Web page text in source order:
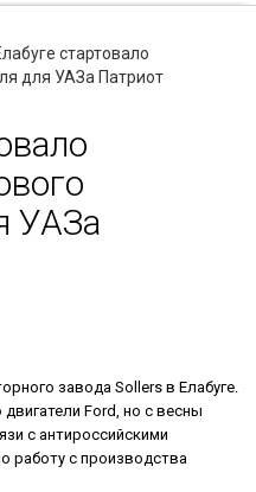
стартовало
для УАЗа Патриот
УАЗа
завода Sollers в Елабуге.
Ford, но с весны
с антироссийскими
работу с производства